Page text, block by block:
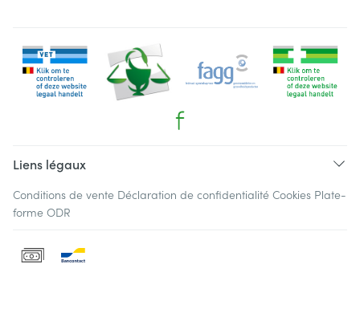
Liens légaux
Conditions de vente Déclaration de confidentialité Cookies Plate-
forme ODR